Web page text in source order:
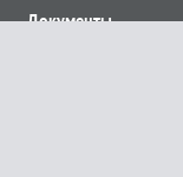
Документы